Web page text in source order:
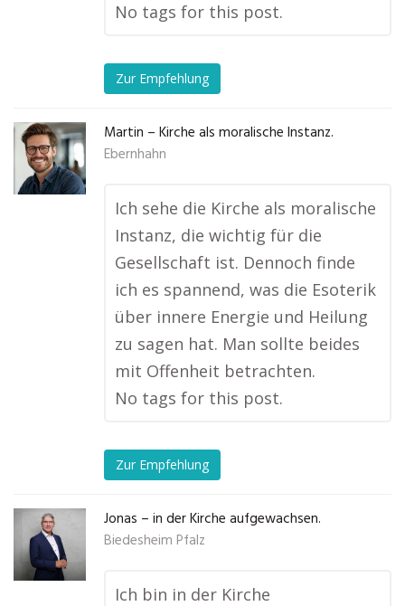
No tags for this post.
Zur Empfehlung
Martin – Kirche als moralische Instanz.
Ebernhahn
Ich sehe die Kirche als moralische
Instanz, die wichtig für die
Gesellschaft ist. Dennoch finde
ich es spannend, was die Esoterik
über innere Energie und Heilung
zu sagen hat. Man sollte beides
mit Offenheit betrachten.
No tags for this post.
Zur Empfehlung
Jonas – in der Kirche aufgewachsen.
Biedesheim Pfalz
Ich bin in der Kirche